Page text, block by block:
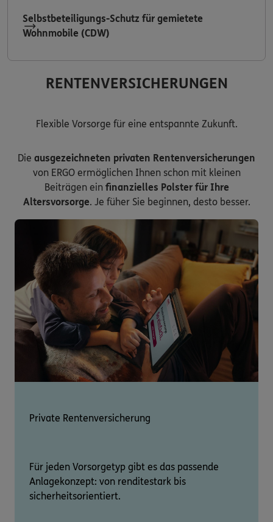
Selbstbeteiligungs-Schutz für gemietete
Wohnmobile (CDW)
RENTENVERSICHERUNGEN
Flexible Vorsorge für eine entspannte Zukunft.
Die ausgezeichneten privaten Rentenversicherungen
von ERGO ermöglichen Ihnen schon mit kleinen
Beiträgen ein finanzielles Polster für Ihre
Altersvorsorge. Je füher Sie beginnen, desto besser.
Private Rentenversicherung
Für jeden Vorsorgetyp gibt es das passende
Anlagekonzept: von renditestark bis
sicherheitsorientiert.